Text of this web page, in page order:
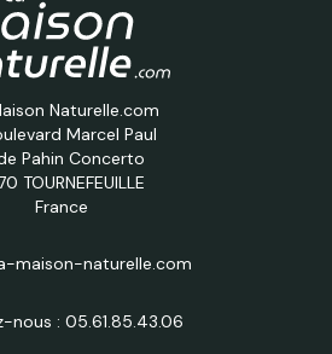
Naturelle.com
Marcel Paul
Pahin Concerto
TOURNEFEUILLE
France
maison-naturelle.com
nous : 05.61.85.43.06